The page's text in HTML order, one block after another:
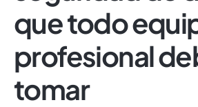
que todo
profesional
tomar